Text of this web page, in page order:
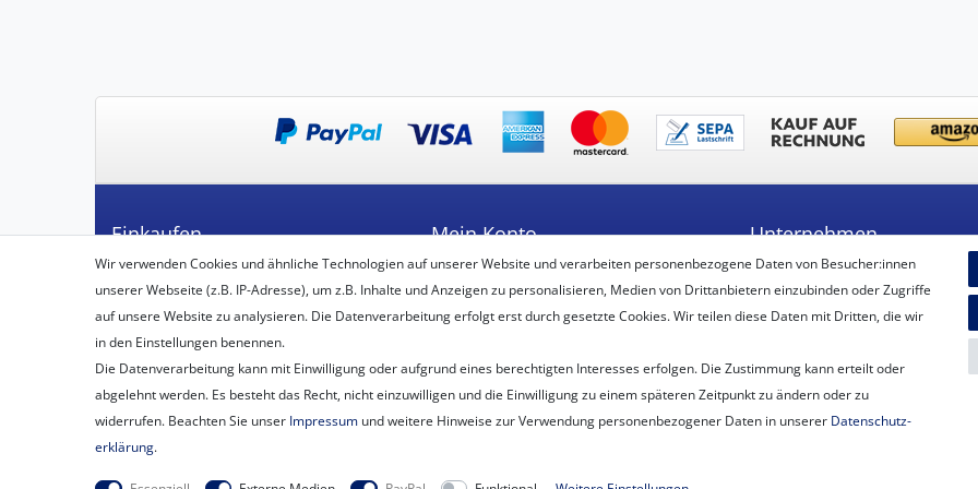
Einkaufen
Zahlungsarten
Versandarten & -kosten
Widerrufsbelehrung
Vertrag widerrufen
Warenkorb
Zur Kasse
Mein Konto
Registrieren
Login
Unternehmen
Unsere Filiale
Kontakt
Datenschutzerklärung
Impressum
Wir verwenden Cookies und ähnliche Technologien auf unserer Website und verarbeiten personenbezogene Daten von Besucher:innen
unserer Webseite (z.B. IP-Adresse), um z.B. Inhalte und Anzeigen zu personalisieren, Medien von Drittanbietern einzubinden oder Zugriffe
auf unsere Website zu analysieren. Die Datenverarbeitung erfolgt erst durch gesetzte Cookies. Wir teilen diese Daten mit Dritten, die wir
in den Einstellungen benennen.
Die Datenverarbeitung kann mit Einwilligung oder aufgrund eines berechtigten Interesses erfolgen. Die Zustimmung kann erteilt oder
abgelehnt werden. Es besteht das Recht, nicht einzuwilligen und die Einwilligung zu einem späteren Zeitpunkt zu ändern oder zu
widerrufen. Beachten Sie unser Impressum und weitere Hinweise zur Verwendung personenbezogener Daten in unserer Daten­schutz­
erklärung.